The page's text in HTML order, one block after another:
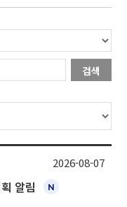
검색
알림
2026-08-07